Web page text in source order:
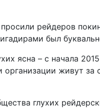
рейдеров
был
ясна – с начала
живут
глухих